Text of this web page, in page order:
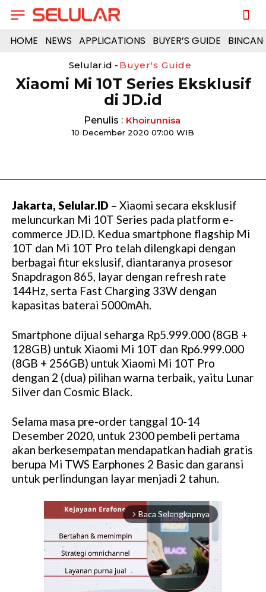
HOME NEWS APPLICATIONS BUYER’S GUIDE
Selular.id - Buyer's Guide
Xiaomi Mi 10T Series Eksklusif
di JD.id
Penulis : Khoirunnisa
10 December 2020 07:00 WIB
Jakarta, Selular.ID – Xiaomi secara eksklusif
meluncurkan Mi 10T Series pada platform e-
commerce JD.ID. Kedua smartphone flagship Mi
10T dan Mi 10T Pro telah dilengkapi dengan
berbagai fitur ekslusif, diantaranya prosesor
Snapdragon 865, layar dengan refresh rate
144Hz, serta Fast Charging 33W dengan
kapasitas baterai 5000mAh.
Smartphone dijual seharga Rp5.999.000 (8GB +
128GB) untuk Xiaomi Mi 10T dan Rp6.999.000
(8GB + 256GB) untuk Xiaomi Mi 10T Pro
dengan 2 (dua) pilihan warna terbaik, yaitu Lunar
Silver dan Cosmic Black.
Selama masa pre-order tanggal 10-14
Desember 2020, untuk 2300 pembeli pertama
akan berkesempatan mendapatkan hadiah gratis
berupa Mi TWS Earphones 2 Basic dan garansi
untuk perlindungan layar menjadi 2 tahun.
arrow_forward_ios Baca Selengkapnya